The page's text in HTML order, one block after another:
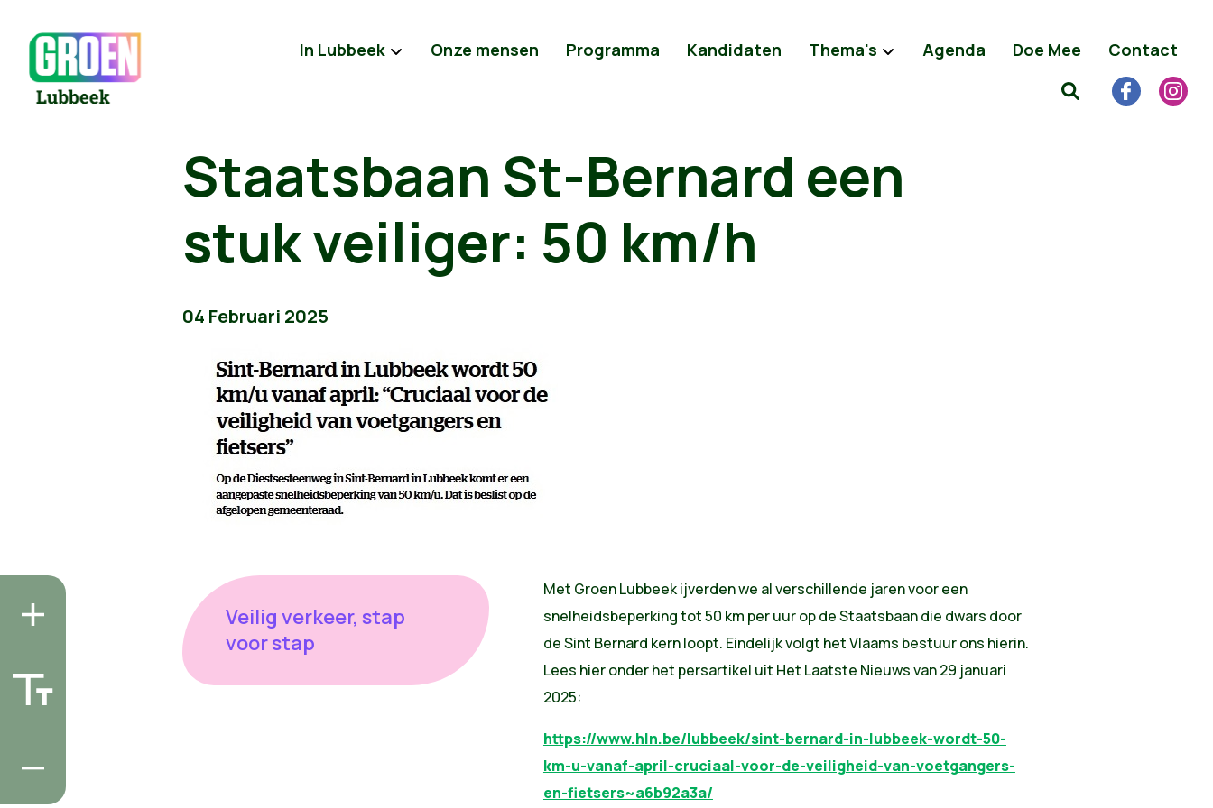
In Lubbeek Onze mensen Programma Kandidaten Thema's Agenda Doe Mee Contact
Staatsbaan St-Bernard een
stuk veiliger: 50 km/h
04 Februari 2025
Veilig verkeer, stap
voor stap
Met Groen Lubbeek ijverden we al verschillende jaren voor een
snelheidsbeperking tot 50 km per uur op de Staatsbaan die dwars door
de Sint Bernard kern loopt. Eindelijk volgt het Vlaams bestuur ons hierin.
Lees hier onder het persartikel uit Het Laatste Nieuws van 29 januari
2025:
https://www.hln.be/lubbeek/sint-bernard-in-lubbeek-wordt-50-
km-u-vanaf-april-cruciaal-voor-de-veiligheid-van-voetgangers-
en-fietsers~a6b92a3a/